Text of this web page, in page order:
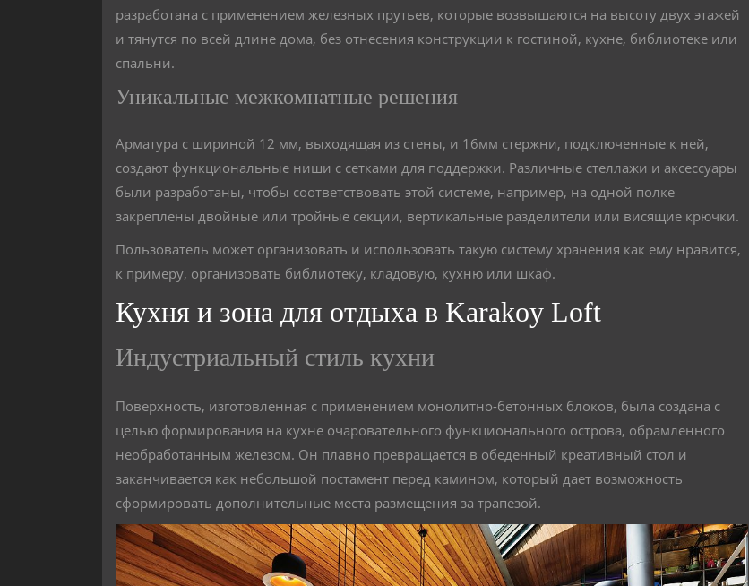
разработана с применением железных прутьев, которые возвышаются на высоту двух этажей
и тянутся по всей длине дома, без отнесения конструкции к гостиной, кухне, библиотеке или
спальни.
Уникальные межкомнатные решения
Арматура с шириной 12 мм, выходящая из стены, и 16мм стержни, подключенные к ней,
создают функциональные ниши с сетками для поддержки. Различные стеллажи и аксессуары
были разработаны, чтобы соответствовать этой системе, например, на одной полке
закреплены двойные или тройные секции, вертикальные разделители или висящие крючки.
Пользователь может организовать и использовать такую систему хранения как ему нравится,
к примеру, организовать библиотеку, кладовую, кухню или шкаф.
Кухня и зона для отдыха в Karakoy Loft
Индустриальный стиль кухни
Поверхность, изготовленная с применением монолитно-бетонных блоков, была создана с
целью формирования на кухне очаровательного функционального острова, обрамленного
необработанным железом. Он плавно превращается в обеденный креативный стол и
заканчивается как небольшой постамент перед камином, который дает возможность
сформировать дополнительные места размещения за трапезой.